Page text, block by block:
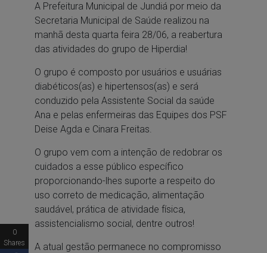
A Prefeitura Municipal de Jundiá por meio da
Secretaria Municipal de Saúde realizou na
manhã desta quarta feira 28/06, a reabertura
das atividades do grupo de Hiperdia!
O grupo é composto por usuários e usuárias
diabéticos(as) e hipertensos(as) e será
conduzido pela Assistente Social da saúde
Ana e pelas enfermeiras das Equipes dos PSF
Deise Agda e Cinara Freitas.
O grupo vem com a intenção de redobrar os
cuidados a esse público específico
proporcionando-lhes suporte a respeito do
uso correto de medicação, alimentação
saudável, prática de atividade física,
assistencialismo social, dentre outros!
A atual gestão permanece no compromisso
0
Shares